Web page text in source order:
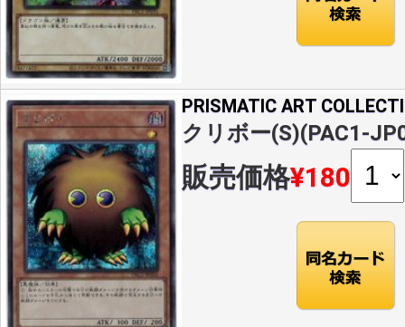
PRISMATIC ART
クリボー(S)(PAC1-
販売価格¥180